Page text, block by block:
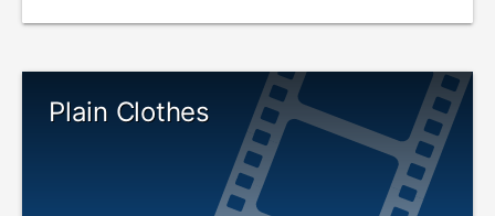
Plain Clothes